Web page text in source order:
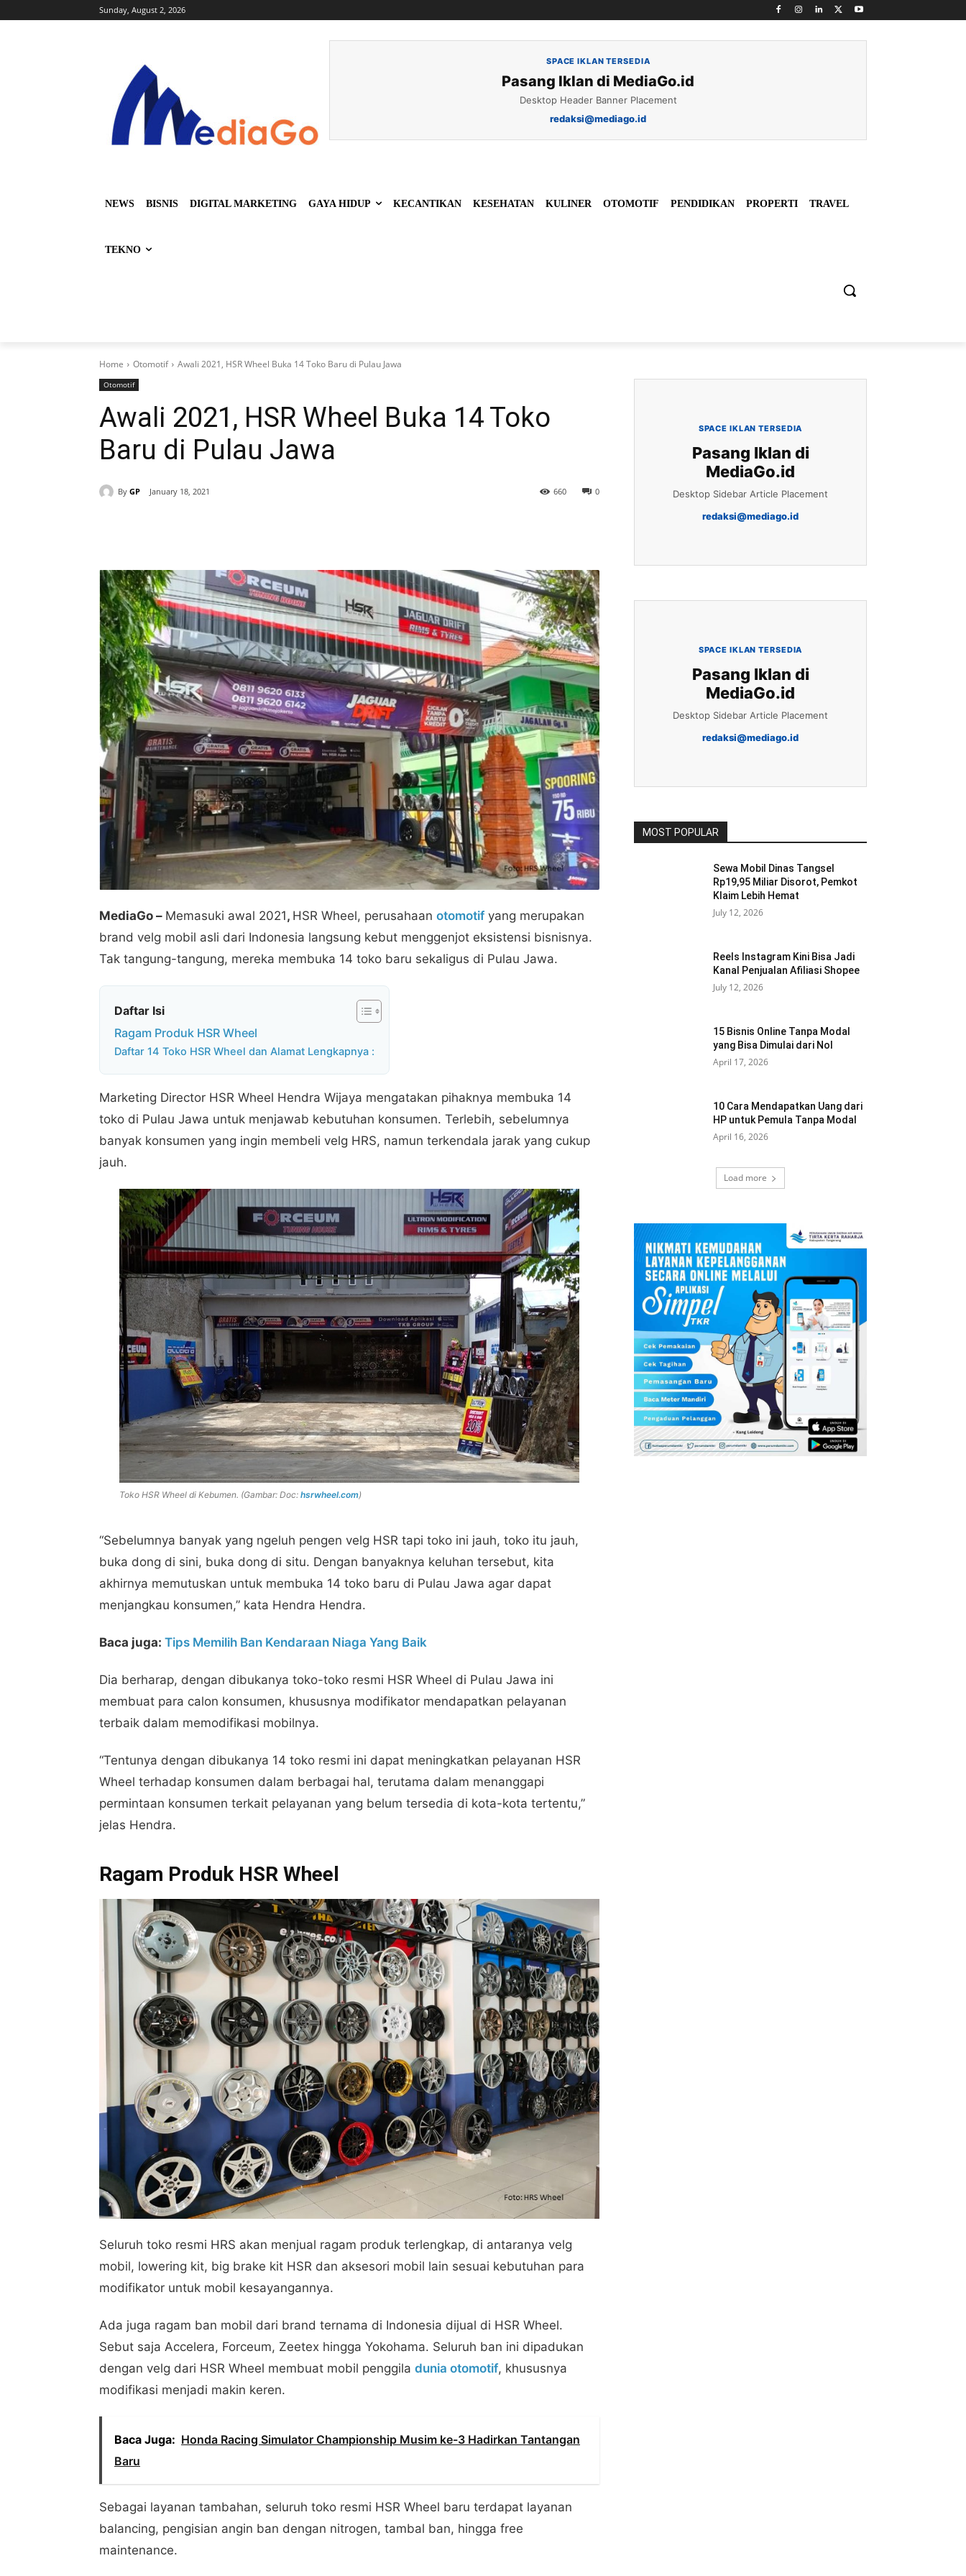
Sunday, August 2, 2026
SPACE IKLAN TERSEDIA
Pasang Iklan di MediaGo.id
Desktop Header Banner Placement
redaksi@mediago.id
NEWS BISNIS DIGITAL MARKETING GAYA HIDUP KECANTIKAN KESEHATAN KULINER OTOMOTIF PENDIDIKAN PROPERTI TRAVEL
TEKNO
Home Otomotif Awali 2021, HSR Wheel Buka 14 Toko Baru di Pulau Jawa
Otomotif
Awali 2021, HSR Wheel Buka 14 Toko
Baru di Pulau Jawa
By GP January 18, 2021 0
660
MediaGo – Memasuki awal 2021, HSR Wheel, perusahaan otomotifyang merupakan
brand velg mobil asli dari Indonesia langsung kebut menggenjot eksistensi bisnisnya.
Tak tangung-tangung, mereka membuka 14 toko baru sekaligus di Pulau Jawa.
Daftar Isi
Ragam Produk HSR Wheel
Daftar 14 Toko HSR Wheel dan Alamat Lengkapnya :
Marketing Director HSR Wheel Hendra Wijaya mengatakan pihaknya membuka 14
toko di Pulau Jawa untuk menjawab kebutuhan konsumen. Terlebih, sebelumnya
banyak konsumen yang ingin membeli velg HRS, namun terkendala jarak yang cukup
jauh.
Toko HSR Wheel di Kebumen. (Gambar: Doc: hsrwheel.com)
“Sebelumnya banyak yang ngeluh pengen velg HSR tapi toko ini jauh, toko itu jauh,
buka dong di sini, buka dong di situ. Dengan banyaknya keluhan tersebut, kita
akhirnya memutuskan untuk membuka 14 toko baru di Pulau Jawa agar dapat
menjangkau konsumen,” kata Hendra Hendra.
Baca juga: Tips Memilih Ban Kendaraan Niaga Yang Baik
Dia berharap, dengan dibukanya toko-toko resmi HSR Wheel di Pulau Jawa ini
membuat para calon konsumen, khususnya modifikator mendapatkan pelayanan
terbaik dalam memodifikasi mobilnya.
“Tentunya dengan dibukanya 14 toko resmi ini dapat meningkatkan pelayanan HSR
Wheel terhadap konsumen dalam berbagai hal, terutama dalam menanggapi
permintaan konsumen terkait pelayanan yang belum tersedia di kota-kota tertentu,”
jelas Hendra.
Ragam Produk HSR Wheel
Seluruh toko resmi HRS akan menjual ragam produk terlengkap, di antaranya velg
mobil, lowering kit, big brake kit HSR dan aksesori mobil lain sesuai kebutuhan para
modifikator untuk mobil kesayangannya.
Ada juga ragam ban mobil dari brand ternama di Indonesia dijual di HSR Wheel.
Sebut saja Accelera, Forceum, Zeetex hingga Yokohama. Seluruh ban ini dipadukan
dengan velg dari HSR Wheel membuat mobil penggila dunia otomotif, khususnya
modifikasi menjadi makin keren.
Baca Juga: Honda Racing Simulator Championship Musim ke-3 Hadirkan Tantangan
Baru
Sebagai layanan tambahan, seluruh toko resmi HSR Wheel baru terdapat layanan
balancing, pengisian angin ban dengan nitrogen, tambal ban, hingga free
maintenance.
SPACE IKLAN TERSEDIA
Pasang Iklan di
MediaGo.id
Desktop Sidebar Article Placement
redaksi@mediago.id
SPACE IKLAN TERSEDIA
Pasang Iklan di
MediaGo.id
Desktop Sidebar Article Placement
redaksi@mediago.id
MOST POPULAR
Sewa Mobil Dinas Tangsel
Rp19,95 Miliar Disorot, Pemkot
Klaim Lebih Hemat
July 12, 2026
Reels Instagram Kini Bisa Jadi
Kanal Penjualan Afiliasi Shopee
July 12, 2026
15 Bisnis Online Tanpa Modal
yang Bisa Dimulai dari Nol
April 17, 2026
10 Cara Mendapatkan Uang dari
HP untuk Pemula Tanpa Modal
April 16, 2026
Load more